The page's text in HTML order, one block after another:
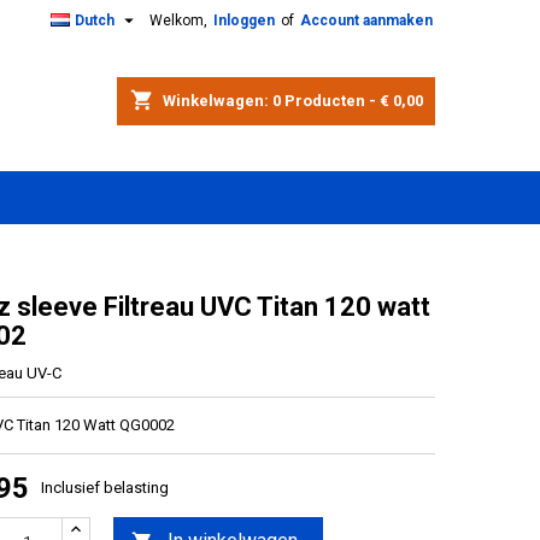
Welkom, Inloggen of Account aanmaken
Dutch 
shopping_cart Winkelwagen: 0 Producten - € 0,00
sleeve Filtreau UVC Titan 120 watt
UV-C
Titan 120 Watt QG0002
Inclusief belasting